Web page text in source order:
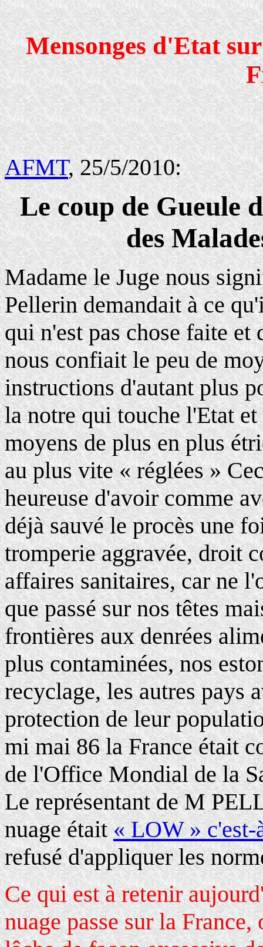
Mensonges d'Etat
AFMT, 25/5/2010:
Le coup de Gueule
des
Madame le Juge nous
Pellerin demandait à ce
qui n'est pas chose faite et
nous confiait le peu de
instructions d'autant plus
la notre qui touche l'Etat
moyens de plus en plus
au plus vite « réglées »
heureuse d'avoir comme
déjà sauvé le procès une
tromperie aggravée, droit
affaires sanitaires, car ne
que passé sur nos têtes
frontières aux denrées
plus contaminées, nos
recyclage, les autres pays
protection de leur
mi mai 86 la France était
de l'Office Mondial de la
Le représentant de M
nuage était« LOW » c'est-
refusé d'appliquer les
Ce qui est à retenir
nuage passe sur la